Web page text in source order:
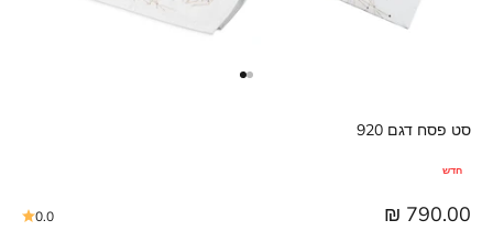
סט פסח דגם 920
חדש
מחיר מבצע
790.00 ₪
0.0